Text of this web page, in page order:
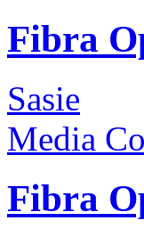
Fibra
Sasie
Media
Fibra